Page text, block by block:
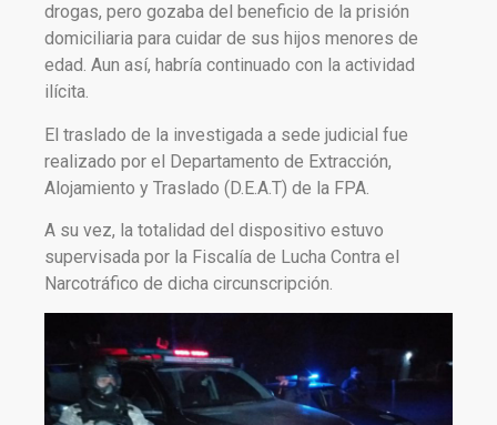
drogas, pero gozaba del beneficio de la prisión
domiciliaria para cuidar de sus hijos menores de
edad. Aun así, habría continuado con la actividad
ilícita.
El traslado de la investigada a sede judicial fue
realizado por el Departamento de Extracción,
Alojamiento y Traslado (D.E.A.T) de la FPA.
A su vez, la totalidad del dispositivo estuvo
supervisada por la Fiscalía de Lucha Contra el
Narcotráfico de dicha circunscripción.